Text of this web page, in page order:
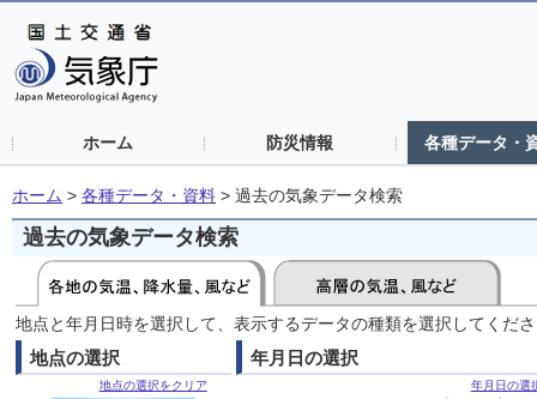
ホーム 防災情報 各種データ・
ホーム > 各種データ・資料 > 過去の気象データ検索
過去の気象データ検索
地点と年月日時を選択して、表示するデータの種類を選択してくだ
地点の選択
地点の選択をクリア
年月日の選択
年月日の選